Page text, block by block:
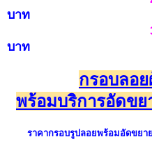
บาท
30 *
บาท
กรอบลอ
พร้อมบริการอัดข
ราคากรอบรูปลอยพร้อมอัดขยา